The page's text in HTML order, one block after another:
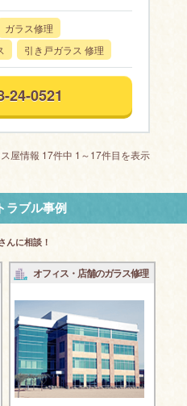
ガラス修理
引き戸ガラス 修理
24-0521
屋情報 17件中 1～17件目を表示
ラブル事例
んに相談！
オフィス・店舗のガラス修理